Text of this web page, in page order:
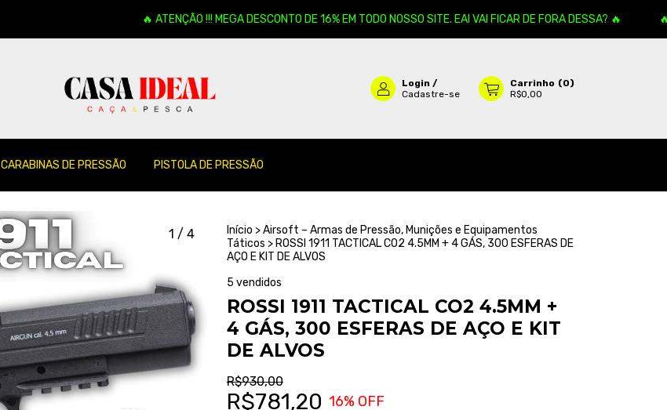
🔥 ATENÇÃO !!! MEGA DESCONTO DE 16% EM TODO NOSSO SITE. EAI VAI FICAR DE FORA DESSA? 🔥 🔥
Login /
Cadastre-se
Carrinho (0)
R$0,00
CARABINAS DE PRESSÃO PISTOLA DE PRESSÃO
1 / 4 Início >Airsoft – Armas de Pressão, Munições e Equipamentos
Táticos > ROSSI 1911 TACTICAL CO2 4.5MM + 4 GÁS, 300 ESFERAS DE
AÇO E KIT DE ALVOS
5 vendidos
ROSSI 1911 TACTICAL CO2 4.5MM +
4 GÁS, 300 ESFERAS DE AÇO E KIT
DE ALVOS
R$930,00
R$781,20 16% OFF